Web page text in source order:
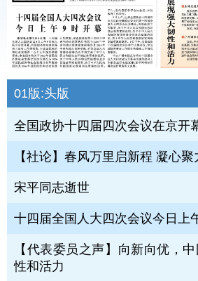
01版:头版
全国政协十四届四次会议在京开
【社论】春风万里启新程 凝心
宋平同志逝世
十四届全国人大四次会议今日上
【代表委员之声】向新向优，
性和活力